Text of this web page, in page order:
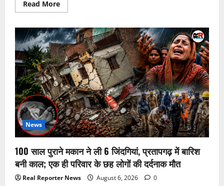
Read MoreRead
more
साल
पुराने
तरुण
तेजपाल
रेप
केस
में
बड़ा
फैसला,
बॉम्बे
हाईकोर्ट
ने
पलटा
बरी
होने
का
जानिए
पूरा
घटनाक्रम
News
100 साल पुराने मकान ने ली 6 जिंदगियां, प्रतापगढ़ में बारिश
बनी काल; एक ही परिवार के छह लोगों की दर्दनाक मौत
Real Reporter News August 6, 2026 0